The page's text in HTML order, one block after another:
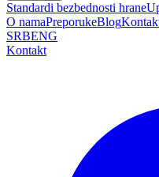
Standardi bezbednosti hrane
O namaPreporukeBlog
SRBENG
Kontakt